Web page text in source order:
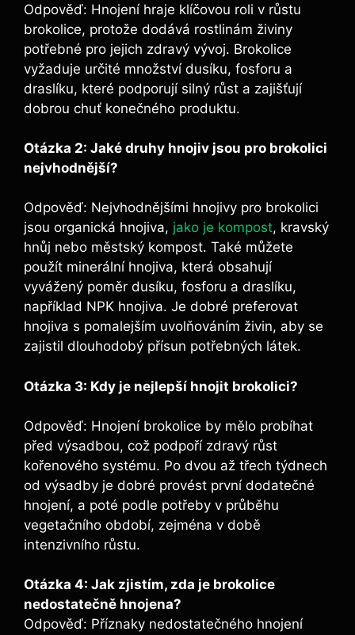
Odpověď: Hnojení hraje klíčovou roli v růstu
brokolice, protože dodává ⁣rostlinám ‌živiny
potřebné ​pro jejich‌ zdravý vývoj. Brokolice
vyžaduje⁣ určité ‍množství dusíku, fosforu​ a
draslíku, které ‍podporují silný růst ​a zajišťují
dobrou chuť konečného produktu.
Otázka ‍2: Jaké druhy⁢ hnojiv ⁣jsou ‌pro ​brokolici ​
nejvhodnější?
Odpověď: Nejvhodnějšími ​hnojivy pro ⁤brokolici
jsou organická⁢ hnojiva,​ jako je kompost, ⁤kravský
hnůj nebo městský ⁤kompost. ​Také můžete
použít minerální​ hnojiva, ⁤která obsahují
vyvážený⁢ poměr dusíku, fosforu‌ a ​draslíku,⁤
například NPK ⁤hnojiva. Je‍ dobré preferovat
hnojiva s pomalejším‍ uvolňováním živin, aby se
zajistil dlouhodobý⁢ přísun⁤ potřebných látek.
Otázka 3: Kdy je ⁤nejlepší hnojit ​brokolici?
Odpověď: Hnojení brokolice by⁤ mělo ‍probíhat
před výsadbou, což podpoří‌ zdravý růst
kořenového systému. Po dvou až třech týdnech
‌od výsadby ⁤je dobré provést ⁤první dodatečné
hnojení,‌ a poté podle potřeby v​ průběhu
⁤vegetačního období, ‌zejména v⁣ době
intenzivního růstu.
Otázka⁢ 4:‌ Jak ‌zjistím, zda je brokolice
nedostatečně hnojena?
Odpověď: Příznaky nedostatečného hnojení‍